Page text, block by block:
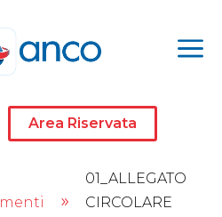
a
Area Riservata
9
01_ALLEGATO
CIRCOLARE